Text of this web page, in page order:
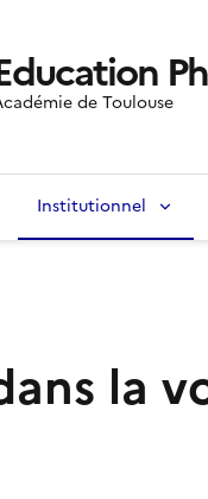
de Toulouse
Institutionnel
la